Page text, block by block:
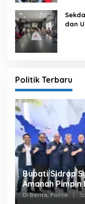
dan
Politik Terbaru
Bupati Sidrap
Amanah Pimpin
Di Berita, Politik |